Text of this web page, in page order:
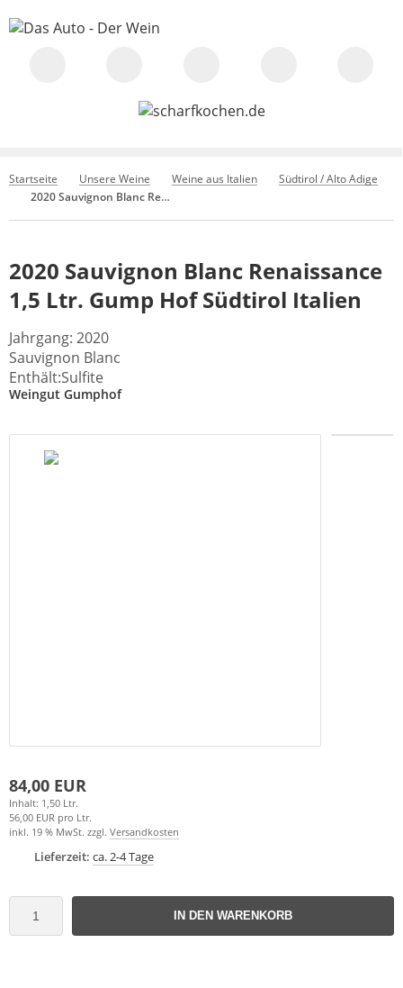
Startseite Unsere Weine Weine aus Italien
Südtirol / Alto Adige
2020 Sauvignon Blanc Renaissance 1,5 Ltr. Gump Hof Südtirol Italien
2020 Sauvignon Blanc Renaissance
1,5 Ltr. Gump Hof Südtirol Italien
Jahrgang: 2020
Sauvignon Blanc
Enthält:Sulfite
Weingut Gumphof
84,00 EUR
Inhalt: 1,50 Ltr.
56,00 EUR pro Ltr.
inkl. 19 % MwSt. zzgl. Versandkosten
Lieferzeit: ca. 2-4 Tage
IN DEN WARENKORB